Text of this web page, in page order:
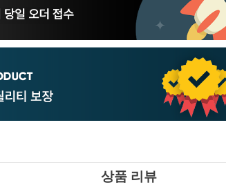
상품 리뷰